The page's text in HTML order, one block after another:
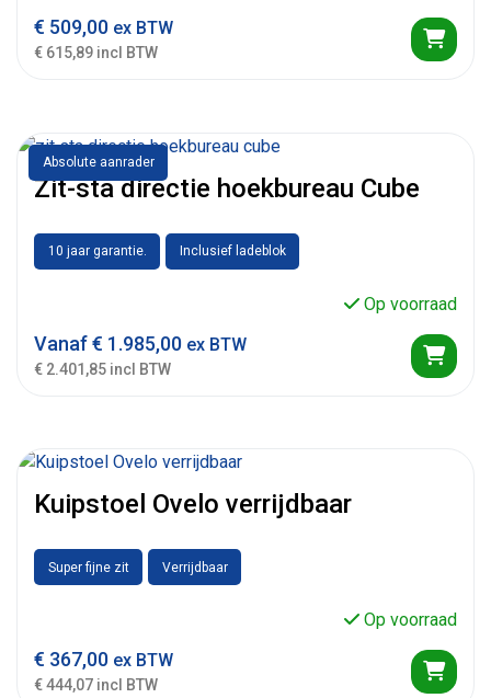
€ 509,00 ex BTW
€ 615,89 incl BTW
Absolute aanrader
Zit-sta directie hoekbureau Cube
10 jaar garantie. Inclusief ladeblok
Op voorraad
Vanaf€ 1.985,00 ex BTW
€ 2.401,85 incl BTW
Kuipstoel Ovelo verrijdbaar
Super fijne zit Verrijdbaar
Op voorraad
€ 367,00 ex BTW
€ 444,07 incl BTW